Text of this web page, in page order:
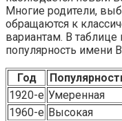
Многие родители,
обращаются к
вариантам. В
популярность имени
Год
1920-е Умеренная
1960-е Высокая